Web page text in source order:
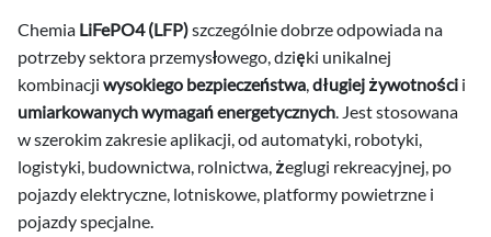
Chemia LiFePO4 (LFP)szczególnie dobrze odpowiada na
potrzeby sektora przemysłowego, dzięki unikalnej
kombinacji wysokiego bezpieczeństwa,długiej żywotności i
umiarkowanych wymagań energetycznych. Jest stosowana
w szerokim zakresie aplikacji, od automatyki, robotyki,
logistyki, budownictwa, rolnictwa, żeglugi rekreacyjnej, po
pojazdy elektryczne, lotniskowe, platformy powietrzne i
pojazdy specjalne.